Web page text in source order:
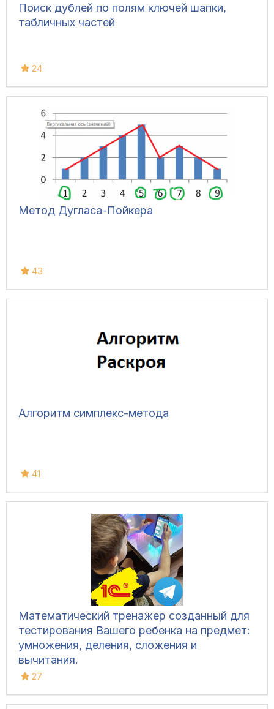
Поиск дублей по полям ключей шапки,
табличных частей
24
Метод Дугласа-Пойкера
43
Алгоритм симплекс-метода
41
Математический тренажер созданный для
тестирования Вашего ребенка на предмет:
умножения, деления, сложения и
вычитания.
27